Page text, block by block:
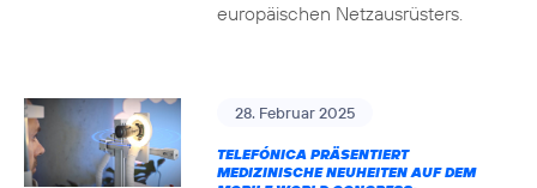
europäischen Netzausrüsters.
28. Februar 2025
TELEFÓNICA PRÄSENTIERT
MEDIZINISCHE NEUHEITEN AUF DEM